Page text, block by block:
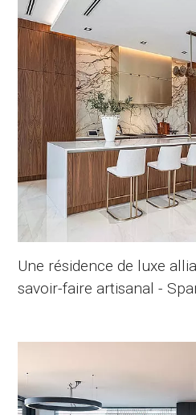
Une résidence de luxe
savoir-faire artisanal -